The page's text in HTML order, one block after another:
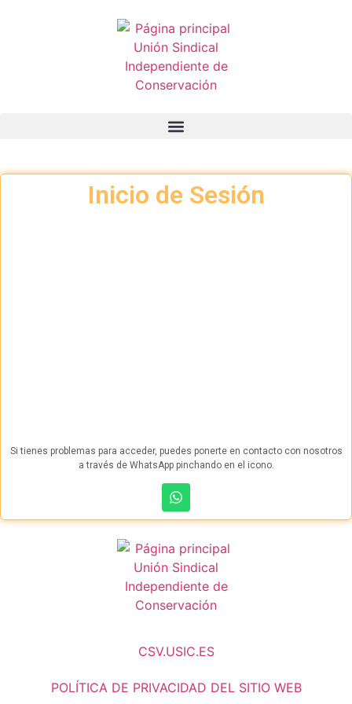
Inicio de Sesión
Si tienes problemas para acceder, puedes ponerte en contacto con nosotros
a través de WhatsApp pinchando en el icono.
CSV.USIC.ES
POLÍTICA DE PRIVACIDAD DEL SITIO WEB